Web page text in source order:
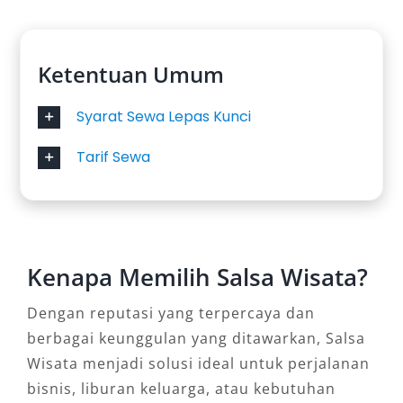
Toyota Avanza menawarkan kabin yang lapang
keluarga kecil atau kebutuhan mobilitas sehari-
berbagai keperluan.
2. Daihatsu Xenia
Daihatsu Xenia hadir sebagai alternatif yang
ekonomis dan tetap fungsional. Dengan
Ketentuan Umum
Syarat Sewa Lepas Kunci
Tarif Sewa
Kenapa Memilih Salsa Wisata?
Dengan reputasi yang terpercaya dan
berbagai keunggulan yang ditawarkan, Salsa
Wisata menjadi solusi ideal untuk perjalanan
bisnis, liburan keluarga, atau kebutuhan